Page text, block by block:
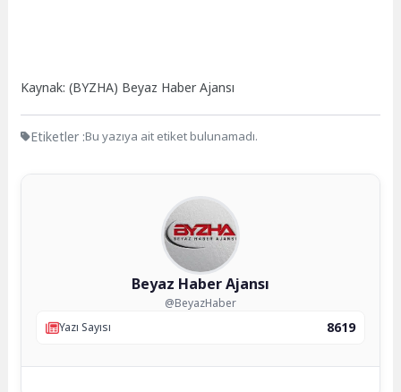
Kaynak: (BYZHA) Beyaz Haber Ajansı
Etiketler :Bu yazıya ait etiket bulunamadı.
Beyaz Haber Ajansı
@BeyazHaber
Yazı Sayısı
8619